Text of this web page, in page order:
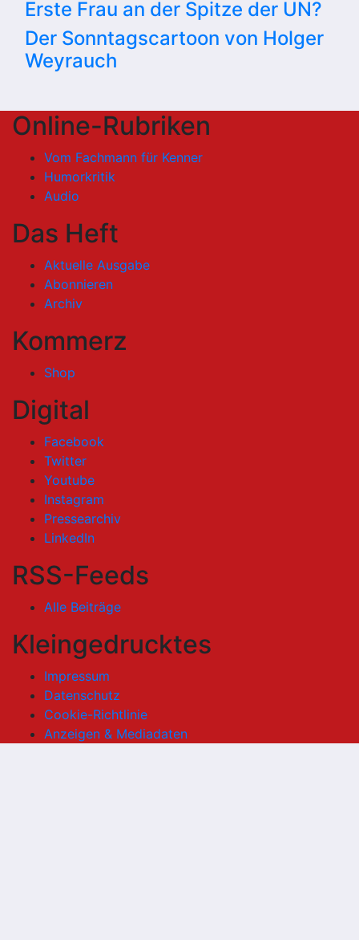
Erste Frau an der Spitze der UN?
Der Sonntagscartoon von Holger
Weyrauch
Online-Rubriken
Vom Fachmann für Kenner
Humorkritik
Audio
Das Heft
Aktuelle Ausgabe
Abonnieren
Archiv
Kommerz
Shop
Digital
Facebook
Twitter
Youtube
Instagram
Pressearchiv
LinkedIn
RSS-Feeds
Alle Beiträge
Kleingedrucktes
Impressum
Datenschutz
Cookie-Richtlinie
Anzeigen & Mediadaten